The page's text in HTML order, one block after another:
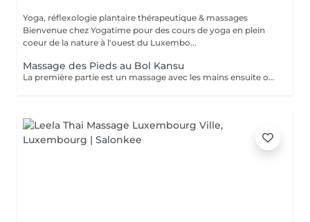
Yoga, réflexologie plantaire thérapeutique & massages
Bienvenue chez Yogatime pour des cours de yoga en plein
coeur de la nature à l'ouest du Luxembo...
Massage des Pieds au Bol Kansu
La première partie est un massage avec les mains ensuite on masse pieds et bas jambes avec le petit bol Kansu, sensation très agréable, contrairement à ce que l'on pourrait peut-être penser. Laissez-vous surprendre... Le massage des pieds et des bas jambes au bol Kansu est issu de la médecine indienne et prend son origine dans l'Ayurveda. Ce rituel est très connu en Inde, c'est le premier massage que les enfants apprennent dès leur plus jeune âge en massant leurs parents et grands-parents. L'alliage de plusieurs métaux précieux du bol Kansu dont le zinc, le cuivre et le bronze permet d'atténuer la nervosité, le stress, la colère et les énergies négatives. Il permet également de travailler sur des insomnies, apporte calme et bien-être. Ce massage va rééquilibrer l'élément feu du corps : il va soit diminuer l'excès de feu présent dans le corps, soit il va permettre d'augmenter l'énergie de cet élément si elle n'est pas assez puissante chez des personnes en manque d'énergie ou affaiblies. Cette technique active la bonne circulation de l'énergie vitale, responsable de la santé et du fonctionnement de l'organisme. Lors du massage vous serez confortablement installé sur une table de massage chauffée. Si vous portez un pantalon que vous pouvez remonter aisément jusqu'aux genoux, vous n'aurez même pas besoin de l'enlever pour le soin.